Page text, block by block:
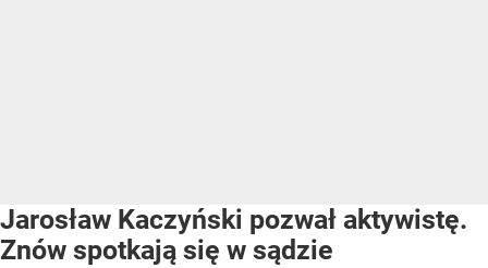
Jarosław Kaczyński pozwał aktywistę.
Znów spotkają się w sądzie